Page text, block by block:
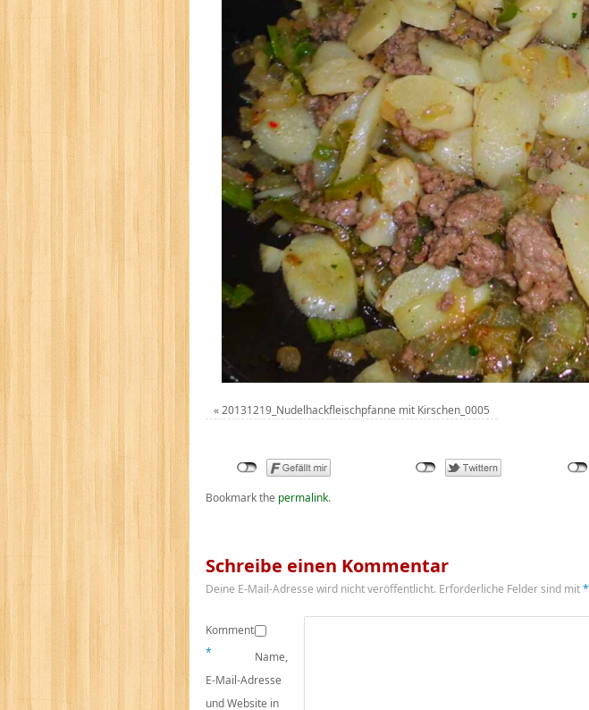
«20131219_Nudelhackfleischpfanne mit Kirschen_0005
Bookmark the permalink.
Schreibe einen Kommentar
Deine E-Mail-Adresse wird nicht veröffentlicht. Erforderliche Felder sind mit*
Kommentar
*
Name,
E-Mail-Adresse
und Website in